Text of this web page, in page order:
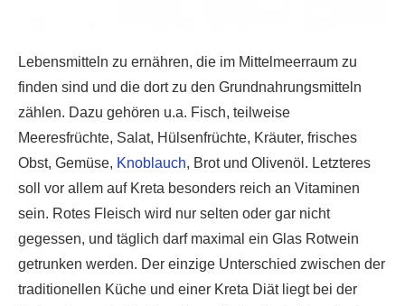
Lebensmitteln zu ernähren, die im Mittelmeerraum zu
finden sind und die dort zu den Grundnahrungsmitteln
zählen. Dazu gehören u.a. Fisch, teilweise
Meeresfrüchte, Salat, Hülsenfrüchte, Kräuter, frisches
Obst, Gemüse, Knoblauch, Brot und Olivenöl. Letzteres
soll vor allem auf Kreta besonders reich an Vitaminen
sein. Rotes Fleisch wird nur selten oder gar nicht
gegessen, und täglich darf maximal ein Glas Rotwein
getrunken werden. Der einzige Unterschied zwischen der
traditionellen Küche und einer Kreta Diät liegt bei der